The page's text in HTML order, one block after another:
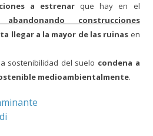
a estrenar que hay en el
construcciones
llegar a la mayor de las ruinas en
sostenibilidad del suelo condena a
medioambientalmente.